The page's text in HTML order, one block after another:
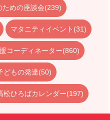
ための座談会(239)
マタニティイベント(31)
コーディネーター(860)
どもの発達(50)
松ひろばカレンダー(197)